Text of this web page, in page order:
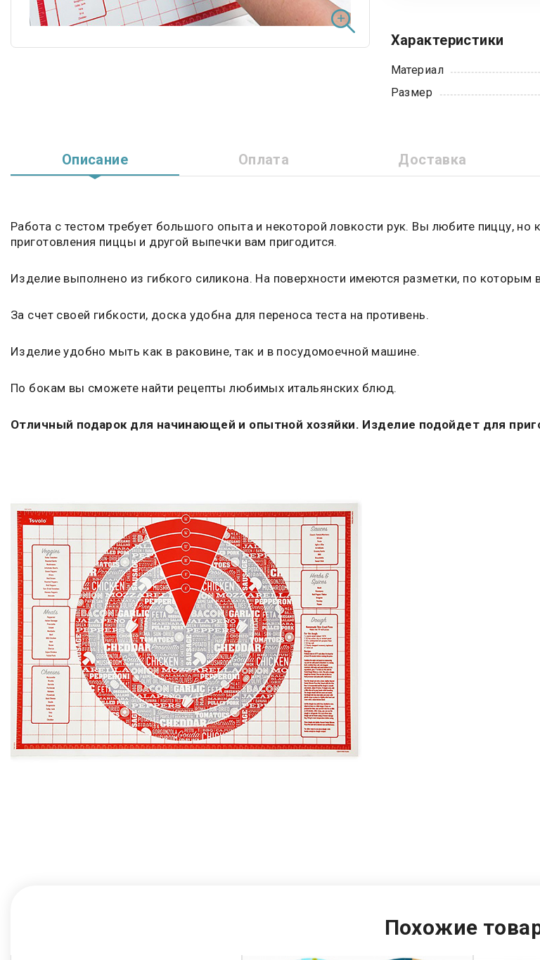
Характеристики
Материал
Размер
Описание Оплата Доставка
Работа с тестом требует большого опыта и некоторой ловкости рук. Вы любите пиццу,
приготовления пиццы и другой выпечки вам пригодится.
Изделие выполнено из гибкого силикона. На поверхности имеются разметки, по
За счет своей гибкости, доска удобна для переноса теста на противень.
Изделие удобно мыть как в раковине, так и в посудомоечной машине.
По бокам вы сможете найти рецепты любимых итальянских блюд.
Отличный подарок для начинающей и опытной хозяйки. Изделие подойдет для
Похожие